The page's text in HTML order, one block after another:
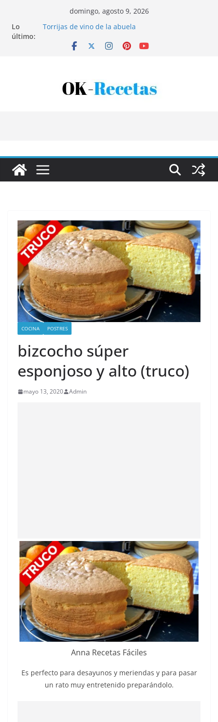
contenido
domingo, agosto 9, 2026
Lo
último:
Torrijas de vino de la abuela
Bandeja de pescaíto frito
COCINA POSTRES
bizcocho súper
esponjoso y alto (truco)
mayo 13, 2020 Admin
Anna Recetas Fáciles
Es perfecto para desayunos y meriendas y para pasar
un rato muy entretenido preparándolo.